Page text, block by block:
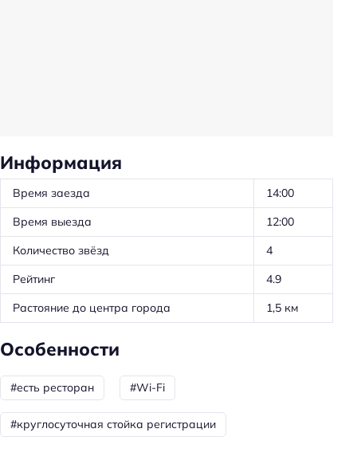
Информация
Время заезда
14:00
Время выезда
12:00
Количество звёзд
4
Рейтинг
4.9
Растояние до центра города
1,5 км
Особенности
#есть ресторан #Wi-Fi
#круглосуточная стойка регистрации